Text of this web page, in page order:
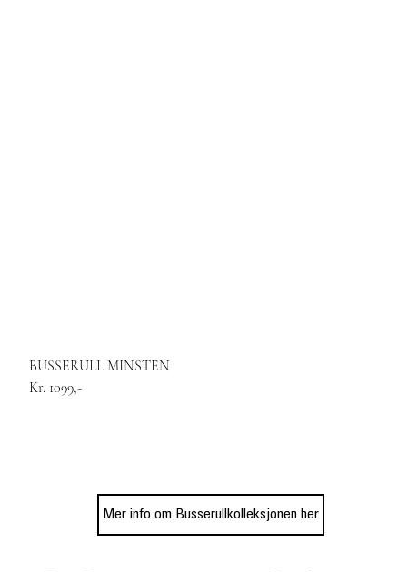
BUSSERULL MINSTEN
Kr. 1099,-
Mer info om Busserullkolleksjonen her